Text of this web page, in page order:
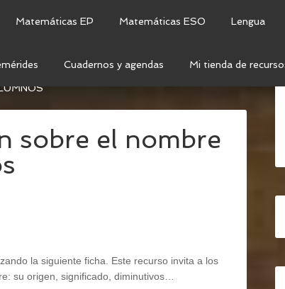
Matemáticas EP Matemáticas ESO Lengua
Cuadernos y agendas Mi tienda de
/
FICHA DE
sobre el nombre
la siguiente ficha. Este recurso invita a los
su origen, significado, diminutivos…